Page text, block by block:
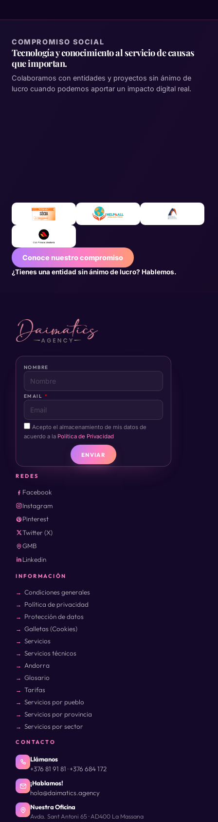
COMPROMISO SOCIAL
Tecnología y conocimiento al servicio de causas
que importan.
Colaboramos con entidades y proyectos sin ánimo de
lucro cuando podemos aportar un impacto digital real.
Conoce nuestro compromiso
¿Tienes una entidad sin ánimo de lucro? Hablemos.
NOMBRE
EMAIL
Acepto el almacenamiento de mis datos de
acuerdo a la Política de Privacidad
ENVIAR
REDES
Facebook
Instagram
Pinterest
Twitter (X)
GMB
Linkedin
INFORMACIÓN
Condiciones generales
Política de privacidad
Protección de datos
Galletas (Cookies)
Servicios
Servicios técnicos
Andorra
Glosario
Tarifas
Servicios por pueblo
Servicios por provincia
Servicios por sector
CONTACTO
Llámanos
+376 81 91 81 ·+376 684 172
¡Hablamos!
hola@daimatics.agency
Nuestra Oficina
Avda. Sant Antoni 65 · AD400 La Massana